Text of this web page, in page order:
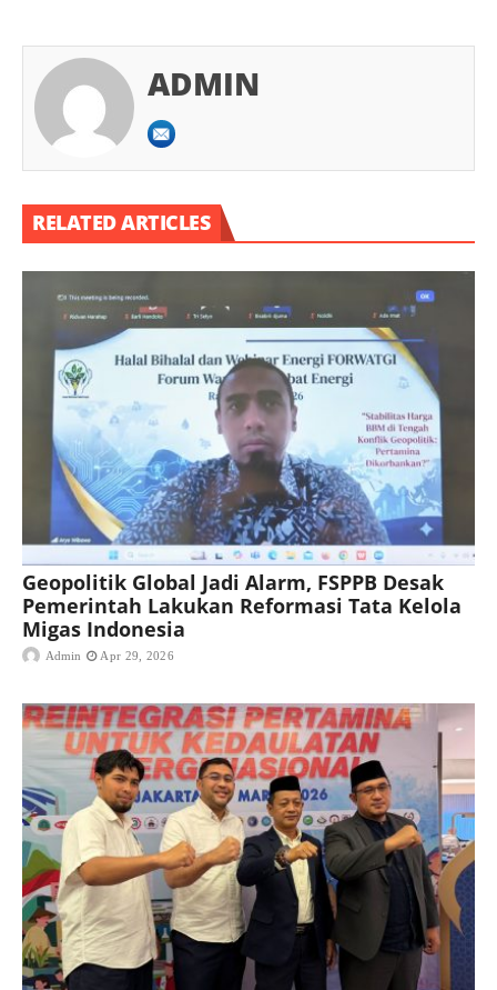
ADMIN
RELATED ARTICLES
Geopolitik Global Jadi Alarm, FSPPB Desak
Pemerintah Lakukan Reformasi Tata Kelola
Migas Indonesia
Admin Apr 29, 2026